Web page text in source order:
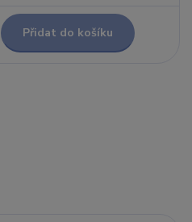
Přidat do košíku